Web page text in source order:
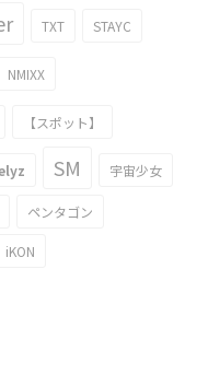
TXT STAYC
NMIXX
【スポット】
SM 宇宙少女
ペンタゴン
iKON